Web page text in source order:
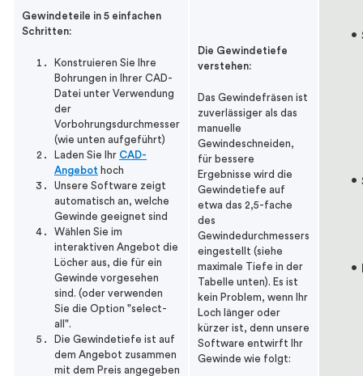
Gewindeteile in 5 einfachen
Schritten:
Konstruieren Sie Ihre
Bohrungen in Ihrer CAD-
Datei unter Verwendung
der
Vorbohrungsdurchmesser
(wie unten aufgeführt)
Laden Sie Ihr CAD-
Angebot hoch
Unsere Software zeigt
automatisch an, welche
Gewinde geeignet sind
Wählen Sie im
interaktiven Angebot die
Löcher aus, die für ein
Gewinde vorgesehen
sind. (oder verwenden
Sie die Option "select-
all".
Die Gewindetiefe ist auf
dem Angebot zusammen
mit dem Preis angegeben
Die Gewindetiefe
verstehen:
Das Gewindefräsen ist
zuverlässiger als das
manuelle
Gewindeschneiden,
für bessere
Ergebnisse wird die
Gewindetiefe auf
etwa das 2,5-fache
des
Gewindedurchmessers
eingestellt (siehe
maximale Tiefe in der
Tabelle unten). Es ist
kein Problem, wenn Ihr
Loch länger oder
kürzer ist, denn unsere
Software entwirft Ihr
Gewinde wie folgt: